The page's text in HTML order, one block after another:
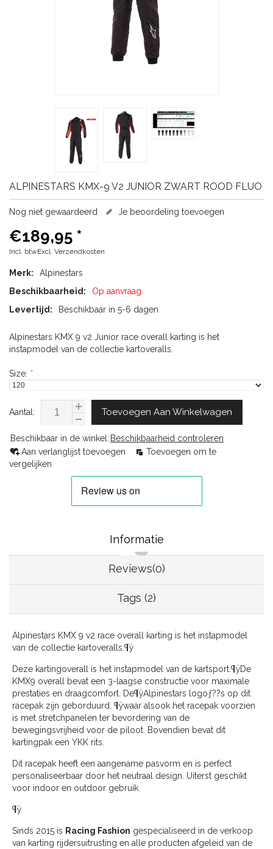
ALPINESTARS KMX-9 V2 JUNIOR ZWART ROOD FLUO
Nog niet gewaardeerd Je beoordeling toevoegen
€189,95 *
Incl. btwExcl. Verzendkosten
Merk:
Alpinestars
Beschikbaarheid:
Op aanvraag
Levertijd:
Beschikbaar in 5-6 dagen
Alpinestars KMX 9 v2 Junior race overall karting is het
instapmodel van de collectie kartoveralls.
Size: *
Aantal: Toevoegen Aan Winkelwagen
Beschikbaar in de winkel: Beschikbaarheid controleren
Aan verlanglijst toevoegen
Toevoegen om te
vergelijken
Informatie
Reviews(0)
Tags (2)
Alpinestars KMX 9 v2 race overall karting is het instapmodel
van de collectie kartoveralls.¶ÿ
Deze kartingoverall is het instapmodel van de kartsport.¶ÿDe
KMX9 overall bevat een 3-laagse constructie voor maximale
prestaties en draagcomfort. De¶ÿAlpinestars logoƒ??s op dit
racepak zijn geborduurd, ¶ÿwaar alsook het racepak voorzien
is met stretchpanelen ter bevordering van de
bewegingsvrijheid voor de piloot. Bovendien bevat dit
kartingpak een YKK rits.
Dit racepak heeft een aangename pasvorm en is perfect
personaliseerbaar door het neutraal design. Uiterst geschikt
voor indoor en outdoor gebruik.
¶ÿ
Sinds 2015 is Racing Fashion gespecialiseerd in de verkoop
van karting rijdersuitrusting en alle producten afgeleid van de